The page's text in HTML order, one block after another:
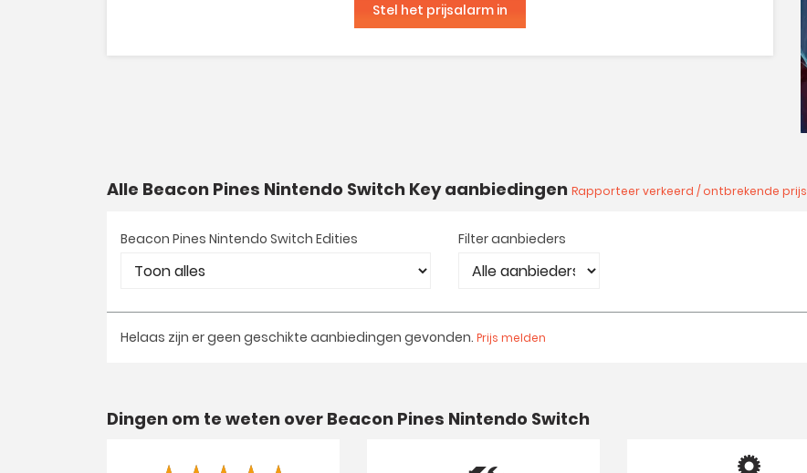
Stel het prijsalarm in
Alle Beacon Pines Nintendo Switch Key aanbiedingen Rapporteer verkeerd / ontbrekende prijs
Beacon Pines Nintendo Switch Edities Filter aanbieders
Helaas zijn er geen geschikte aanbiedingen gevonden. Prijs melden
Dingen om te weten over Beacon Pines Nintendo Switch